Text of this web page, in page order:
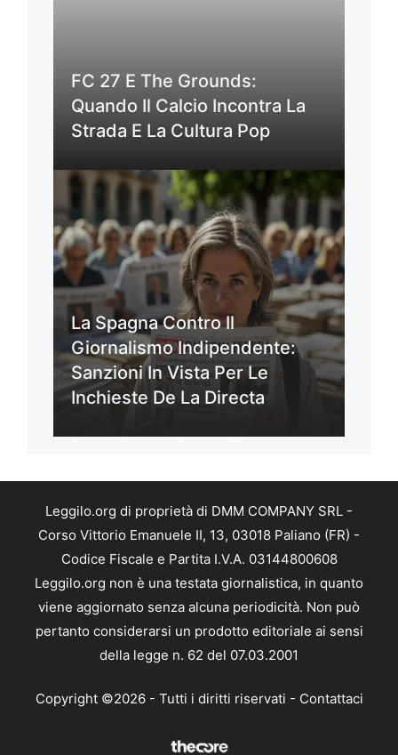
FC 27 E The Grounds:
Quando Il Calcio Incontra La
Strada E La Cultura Pop
La Spagna Contro Il
Giornalismo Indipendente:
Sanzioni In Vista Per Le
Inchieste De La Directa
Leggilo.org di proprietà di DMM COMPANY SRL -
Corso Vittorio Emanuele II, 13, 03018 Paliano (FR) -
Codice Fiscale e Partita I.V.A. 03144800608
Leggilo.org non è una testata giornalistica, in quanto
viene aggiornato senza alcuna periodicità. Non può
pertanto considerarsi un prodotto editoriale ai sensi
della legge n. 62 del 07.03.2001
Copyright ©2026 - Tutti i diritti riservati - Contattaci